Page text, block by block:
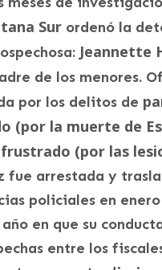
Sur ordenó la
Jeannette
de los menores.
por los delitos de
(por la muerte de
(por las
fue arrestada y
policiales en
año en que su
entre los